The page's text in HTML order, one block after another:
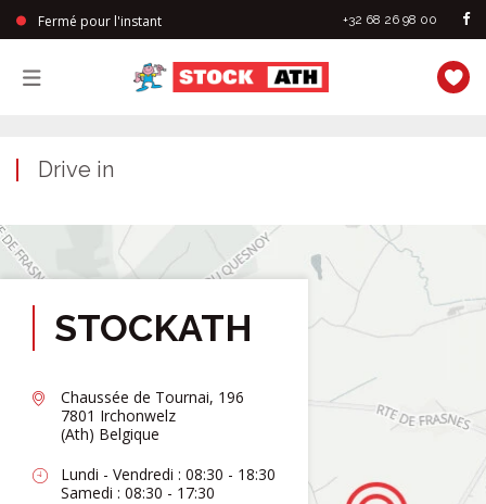
Fermé pour l'instant +32 68 26 98 00
Drive in
STOCKATH
Chaussée de Tournai, 196
7801 Irchonwelz
(Ath) Belgique
Lundi - Vendredi : 08:30 - 18:30
Samedi : 08:30 - 17:30